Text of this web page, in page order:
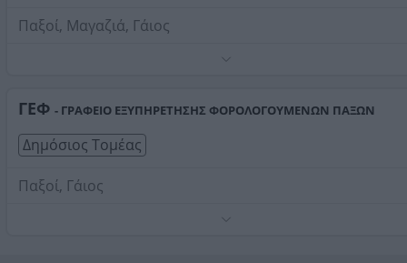
Παξοί, Μαγαζιά, Γάιος
ΓΕΦ - ΓΡΑΦΕΙΟ ΕΞΥΠΗΡΕΤΗΣΗΣ ΦΟΡΟΛΟΓΟΥΜΕΝΩΝ ΠΑΞΩΝ
Δημόσιος Τομέας
Παξοί, Γάιος